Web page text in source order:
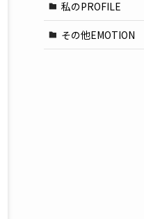
私のPROFILE
その他EMOTION